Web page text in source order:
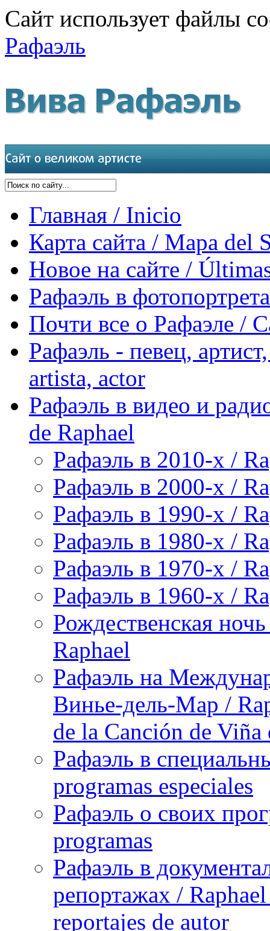
Сайт использует файлы
Рафаэль
Главная / Inicio
Карта сайта / Mapa del
Новое на сайте /
Рафаэль в
Почти все о Рафаэле /
Рафаэль - певец,
artista, actor
Рафаэль в видео и
de Raphael
Рафаэль в 2010-х /
Рафаэль в 2000-х /
Рафаэль в 1990-х /
Рафаэль в 1980-х /
Рафаэль в 1970-х /
Рафаэль в 1960-х /
Рождественская
Raphael
Рафаэль на
Винье-дель-Мар /
de la Canción de
Рафаэль в
programas especiales
Рафаэль о своих
programas
Рафаэль в
репортажах /
reportajes de autor